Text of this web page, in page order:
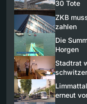
30 Tote
ZKB
zahlen
Die
Horgen
Stadtrat
erneut